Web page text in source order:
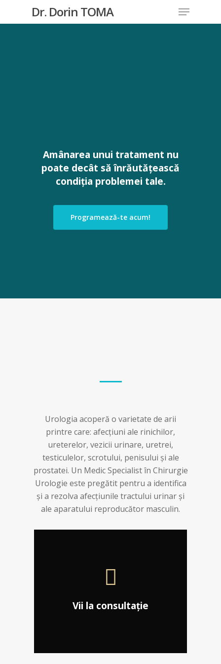
Dr. Dorin TOMA Menu
Amânarea unui tratament nu
poate decât să înrăutățească
condiția problemei tale.
Programează-te acum!
Urologia acoperă o varietate de arii
printre care: afecțiuni ale rinichilor,
ureterelor, vezicii urinare, uretrei,
testiculelor, scrotului, penisului și ale
prostatei. Un Medic Specialist în Chirurgie
Urologie este pregătit pentru a identifica
și a rezolva afecțiunile tractului urinar și
ale aparatului reproducător masculin.
Vii la consultație
tale.